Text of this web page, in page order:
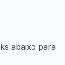
abaixo para